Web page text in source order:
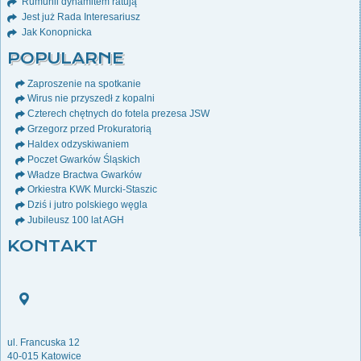
Jest już Rada Interesariusz
Jak Konopnicka
POPULARNE
Zaproszenie na spotkanie
Wirus nie przyszedł z kopalni
Czterech chętnych do fotela prezesa JSW
Grzegorz przed Prokuratorią
Haldex odzyskiwaniem
Poczet Gwarków Śląskich
Władze Bractwa Gwarków
Orkiestra KWK Murcki-Staszic
Dziś i jutro polskiego węgla
Jubileusz 100 lat AGH
KONTAKT
ul. Francuska 12
40-015 Katowice